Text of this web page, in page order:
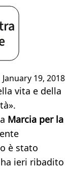
January 19, 2018
vita e della
Marcia per la
è stato
ieri ribadito